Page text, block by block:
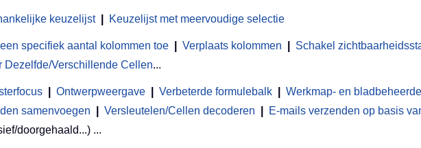
keuzelijst Keuzelijst met meervoudige selectie
specifiek aantal kolommen toe Verplaats kolommen
Schakel
Dezelfde/Verschillende Cellen...
Ontwerpweergave Verbeterde formulebalk
Werkmap- en
samenvoegen Versleutelen/Cellen decoderen
E-mails verzenden op basis
doorgehaald...) ...